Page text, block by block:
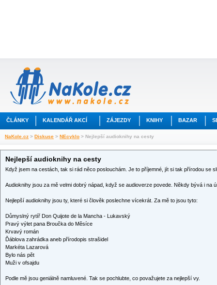
ČLÁNKY KALENDÁŘ AKCÍ ZÁJEZDY KNIHY BAZAR
NaKole.cz > Diskuse > NEcyklo > Nejlepší audioknihy na cesty
Nejlepší audioknihy na cesty
Když jsem na cestách, tak si rád něco poslouchám. Je to příjemné, jít si tak přírodou se
Audioknihy jsou za mě velmi dobrý nápad, když se audioverze povede. Někdy bývá i na
Nejlepší audioknihy jsou ty, které si člověk poslechne vícekrát. Za mě to jsou tyto:
Důmyslný rytíř Don Quijote de la Mancha - Lukavský
Pravý výlet pana Broučka do Měsíce
Krvavý román
Ďáblova zahrádka aneb přírodopis strašidel
Markéta Lazarová
Bylo nás pět
Muži v ofsajdu
Podle mě jsou geniálně namluvené. Tak se pochlubte, co považujete za nejlepší vy.